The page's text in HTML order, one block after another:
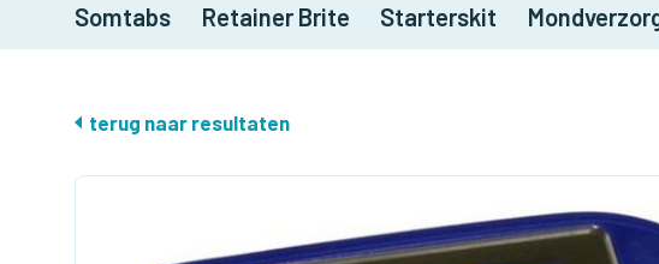
Somtabs Retainer Brite Starterskit
terug naar resultaten